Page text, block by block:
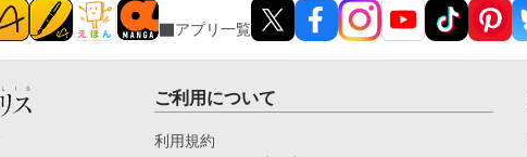
アプリ一覧
ご利用について
利用規約